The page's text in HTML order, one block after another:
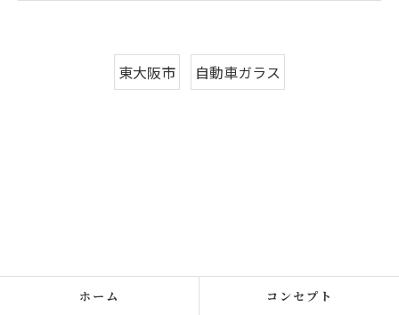
東大阪市 自動車ガラス
ホーム コンセプト